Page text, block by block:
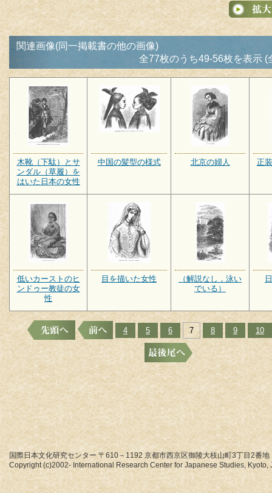
関連画像(同一掲載書の他の画像)
全77枚のうち49-56枚を表示 (
木靴（下駄）とサ
ンダル（草履）を
はいた日本の女性
中国の髪型の様式 北京の婦人 正
低いカーストのヒ
ンドゥー教徒の女
性
目を描いた女性
（解説なし，泳い
でいる）
4 5 6 7 8 9 10
国際日本文化研究センター 〒610－1192 京都市西京区御陵大枝山町3丁目2番地
Copyright (c)2002- International Research Center for Japanese Studies, Kyoto,